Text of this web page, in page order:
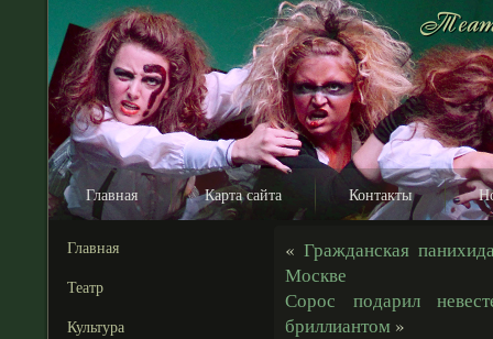
Главная Карта сайта Контакты
Главная
Театр
Культура
« Гражданская
Москве
Сорос подарил
бриллиантом »